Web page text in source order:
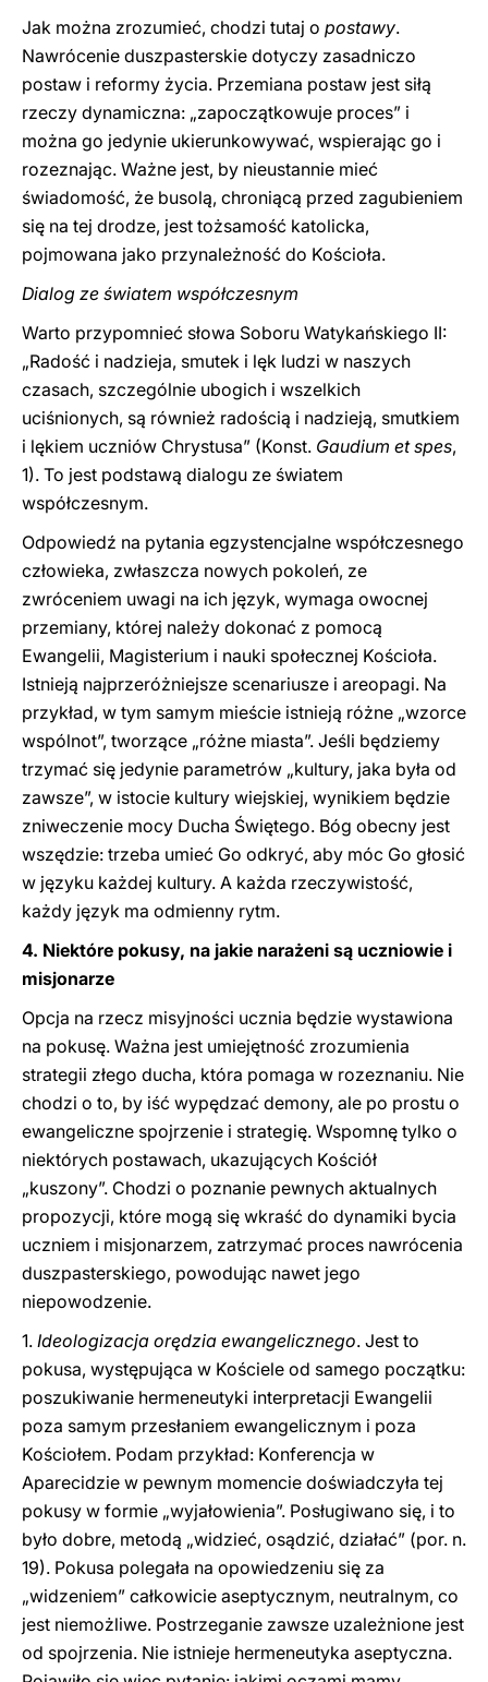
Jak można zrozumieć, chodzi tutaj o postawy.
Nawrócenie duszpasterskie dotyczy zasadniczo
postaw i reformy życia. Przemiana postaw jest siłą
rzeczy dynamiczna: „zapoczątkowuje proces” i
można go jedynie ukierunkowywać, wspierając go i
rozeznając. Ważne jest, by nieustannie mieć
świadomość, że busolą, chroniącą przed zagubieniem
się na tej drodze, jest tożsamość katolicka,
pojmowana jako przynależność do Kościoła.
Dialog ze światem współczesnym
Warto przypomnieć słowa Soboru Watykańskiego II:
„Radość i nadzieja, smutek i lęk ludzi w naszych
czasach, szczególnie ubogich i wszelkich
uciśnionych, są również radością i nadzieją, smutkiem
i lękiem uczniów Chrystusa” (Konst. Gaudium et spes,
1). To jest podstawą dialogu ze światem
współczesnym.
Odpowiedź na pytania egzystencjalne współczesnego
człowieka, zwłaszcza nowych pokoleń, ze
zwróceniem uwagi na ich język, wymaga owocnej
przemiany, której należy dokonać z pomocą
Ewangelii, Magisterium i nauki społecznej Kościoła.
Istnieją najprzeróżniejsze scenariusze i areopagi. Na
przykład, w tym samym mieście istnieją różne „wzorce
wspólnot”, tworzące „różne miasta”. Jeśli będziemy
trzymać się jedynie parametrów „kultury, jaka była od
zawsze”, w istocie kultury wiejskiej, wynikiem będzie
zniweczenie mocy Ducha Świętego. Bóg obecny jest
wszędzie: trzeba umieć Go odkryć, aby móc Go głosić
w języku każdej kultury. A każda rzeczywistość,
każdy język ma odmienny rytm.
4. Niektóre pokusy, na jakie narażeni są uczniowie i
misjonarze
Opcja na rzecz misyjności ucznia będzie wystawiona
na pokusę. Ważna jest umiejętność zrozumienia
strategii złego ducha, która pomaga w rozeznaniu. Nie
chodzi o to, by iść wypędzać demony, ale po prostu o
ewangeliczne spojrzenie i strategię. Wspomnę tylko o
niektórych postawach, ukazujących Kościół
„kuszony”. Chodzi o poznanie pewnych aktualnych
propozycji, które mogą się wkraść do dynamiki bycia
uczniem i misjonarzem, zatrzymać proces nawrócenia
duszpasterskiego, powodując nawet jego
niepowodzenie.
1. Ideologizacja orędzia ewangelicznego. Jest to
pokusa, występująca w Kościele od samego początku:
poszukiwanie hermeneutyki interpretacji Ewangelii
poza samym przesłaniem ewangelicznym i poza
Kościołem. Podam przykład: Konferencja w
Aparecidzie w pewnym momencie doświadczyła tej
pokusy w formie „wyjałowienia”. Posługiwano się, i to
było dobre, metodą „widzieć, osądzić, działać” (por. n.
19). Pokusa polegała na opowiedzeniu się za
„widzeniem” całkowicie aseptycznym, neutralnym, co
jest niemożliwe. Postrzeganie zawsze uzależnione jest
od spojrzenia. Nie istnieje hermeneutyka aseptyczna.